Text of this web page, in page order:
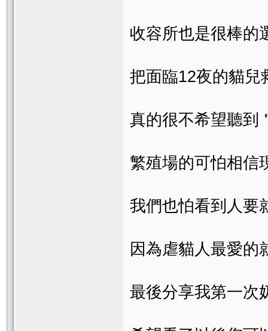
收容所也是很棒的
把面臨12夜的貓兒
真的很不希望聽到
繁殖場的可怕相信
我們也怕看到人要
因為虐貓人最愛的
最後分享我第一次